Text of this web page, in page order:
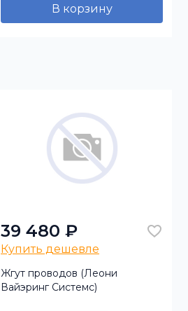
В корзину
39 480 ₽
Купить дешевле
Жгут проводов (Леони
Вайэринг Системс)